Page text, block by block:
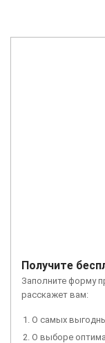
Получите
Заполните форму
расскажет вам:
О самых
О выборе